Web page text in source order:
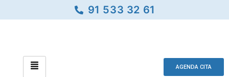
91 533 32 61
AGENDA CITA